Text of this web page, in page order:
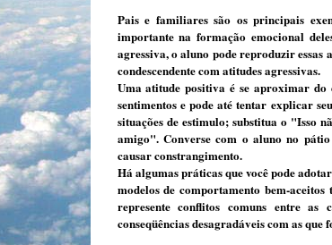
Pais e familiares são os principais
importante na formação emocional
agressiva, o aluno pode reproduzir
condescendente com atitudes agres­sivas.
Uma atitude positiva é se aproximar do
sentimentos e pode até tentar explicar
situações de estimulo; substitua o "Isso
amigo". Converse com o aluno no
causar constrangimento.
Há algumas práticas que você pode
modelos de com­portamento bem-
represente confli­tos comuns entre as
conseqüências desagradáveis com as